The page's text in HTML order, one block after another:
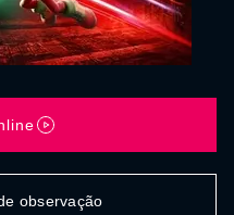
observação